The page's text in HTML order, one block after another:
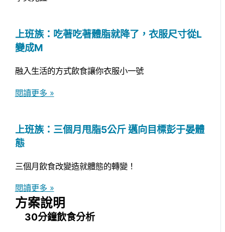
上班族：吃著吃著體脂就降了，衣服尺寸從L
變成M
融入生活的方式飲食讓你衣服小一號
閱讀更多 »
上班族：三個月甩脂5公斤 邁向目標彭于晏體
態
三個月飲食改變造就體態的轉變！
閱讀更多 »
方案說明
30分鐘飲食分析